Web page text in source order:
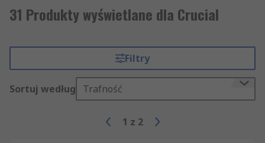
31 Produkty wyświetlane dla Crucial
Filtry
Sortuj według Trafność
1 z 2